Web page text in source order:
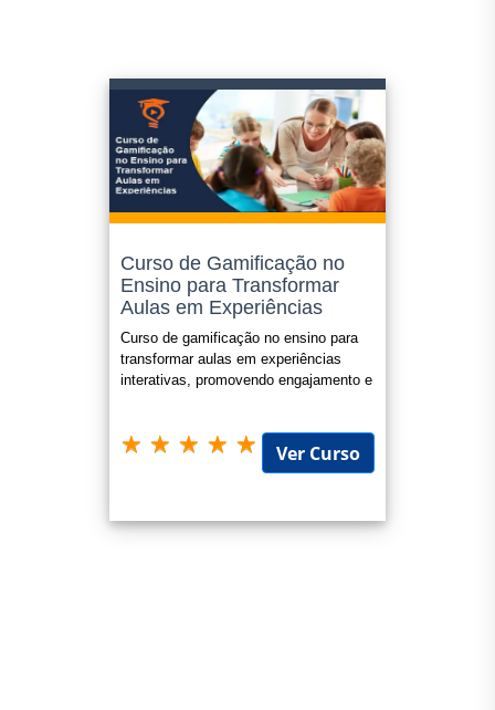
Curso de Gamificação no
Ensino para Transformar
Aulas em Experiências
Curso de gamificação no ensino para
transformar aulas em experiências
interativas, promovendo engajamento e
Ver Curso